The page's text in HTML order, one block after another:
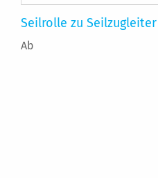
Seilrolle zu Seilzugleiter
Ab